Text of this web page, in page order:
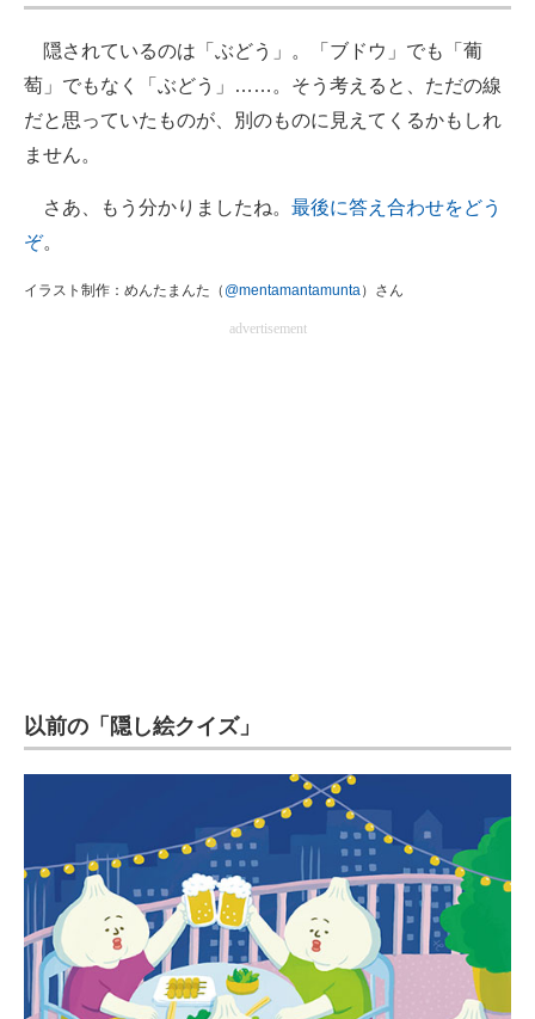
隠されているのは「ぶどう」。「ブドウ」でも「葡
萄」でもなく「ぶどう」……。そう考えると、ただの線
だと思っていたものが、別のものに見えてくるかもしれ
ません。
さあ、もう分かりましたね。 最後に答え合わせをどう
ぞ。
イラスト制作：めんたまんた（ @mentamantamunta）さん
advertisement
以前の「隠し絵クイズ」